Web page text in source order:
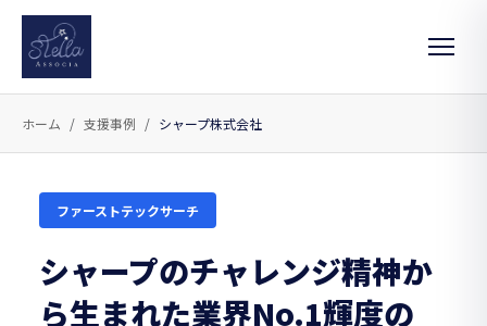
ホーム 支援事例 シャープ株式会社
ファーストテックサーチ
シャープのチャレンジ精神か
ら生まれた業界No.1輝度の